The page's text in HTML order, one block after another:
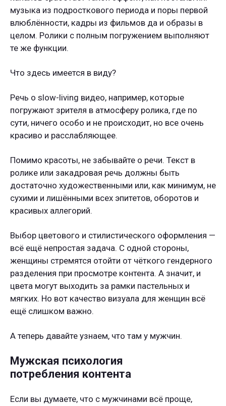
музыка из подросткового периода и поры первой
влюблённости, кадры из фильмов да и образы в
целом. Ролики с полным погружением выполняют
те же функции.
Что здесь имеется в виду?
Речь о slow-living видео, например, которые
погружают зрителя в атмосферу ролика, где по
сути, ничего особо и не происходит, но все очень
красиво и расслабляющее.
Помимо красоты, не забывайте о речи. Текст в
ролике или закадровая речь должны быть
достаточно художественными или, как минимум, не
сухими и лишёнными всех эпитетов, оборотов и
красивых аллегорий.
Выбор цветового и стилистического оформления —
всё ещё непростая задача. С одной стороны,
женщины стремятся отойти от чёткого гендерного
разделения при просмотре контента. А значит, и
цвета могут выходить за рамки пастельных и
мягких. Но вот качество визуала для женщин всё
ещё слишком важно.
А теперь давайте узнаем, что там у мужчин.
Мужская психология
потребления контента
Если вы думаете, что с мужчинами всё проще,